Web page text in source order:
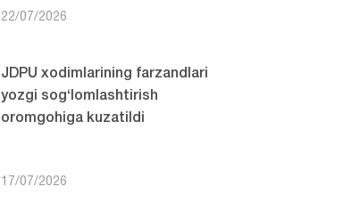
22/07/2026
JDPU xodimlarining farzandlari
yozgi sog‘lomlashtirish
oromgohiga kuzatildi
17/07/2026